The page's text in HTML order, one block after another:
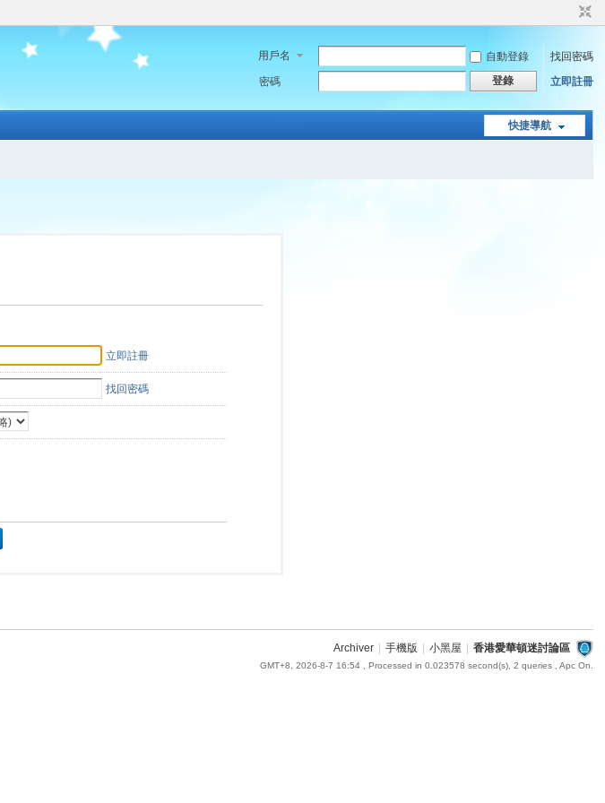
用戶名 自動登錄
找回密碼
密碼
登錄 立即註冊
快捷導航
立即註冊
找回密碼
Archiver 手機版 小黑屋 香港愛華頓迷討論區
GMT+8, 2026-8-7 16:54, Processed in 0.023578 second(s), 2 queries , Apc On.